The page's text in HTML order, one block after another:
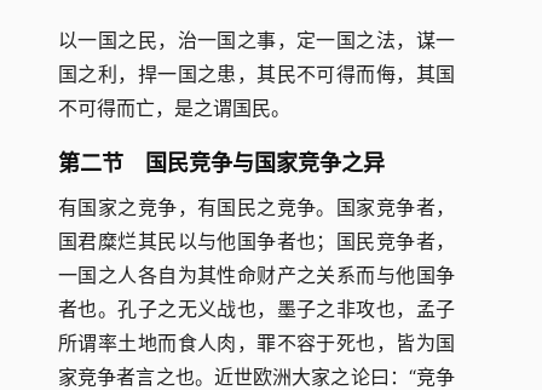
以一国之民，治一国之事，定一国之法，谋一
国之利，捍一国之患，其民不可得而侮，其国
不可得而亡，是之谓国民。
第二节 国民竞争与国家竞争之异
有国家之竞争，有国民之竞争。国家竞争者，
国君糜烂其民以与他国争者也；国民竞争者，
一国之人各自为其性命财产之关系而与他国争
者也。孔子之无义战也，墨子之非攻也，孟子
所谓率土地而食人肉，罪不容于死也，皆为国
家竞争者言之也。近世欧洲大家之论曰：“竞争